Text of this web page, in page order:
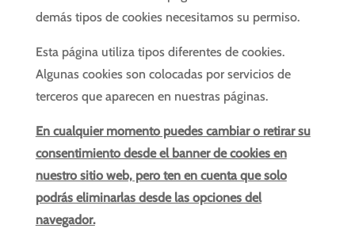
demás tipos de cookies necesitamos su permiso.
Esta página utiliza tipos diferentes de cookies.
Algunas cookies son colocadas por servicios de
terceros que aparecen en nuestras páginas.
En cualquier momento puedes cambiar o retirar su
consentimiento desde el banner de cookies en
nuestro sitio web, pero ten en cuenta que solo
podrás eliminarlas desde las opciones del
navegador.